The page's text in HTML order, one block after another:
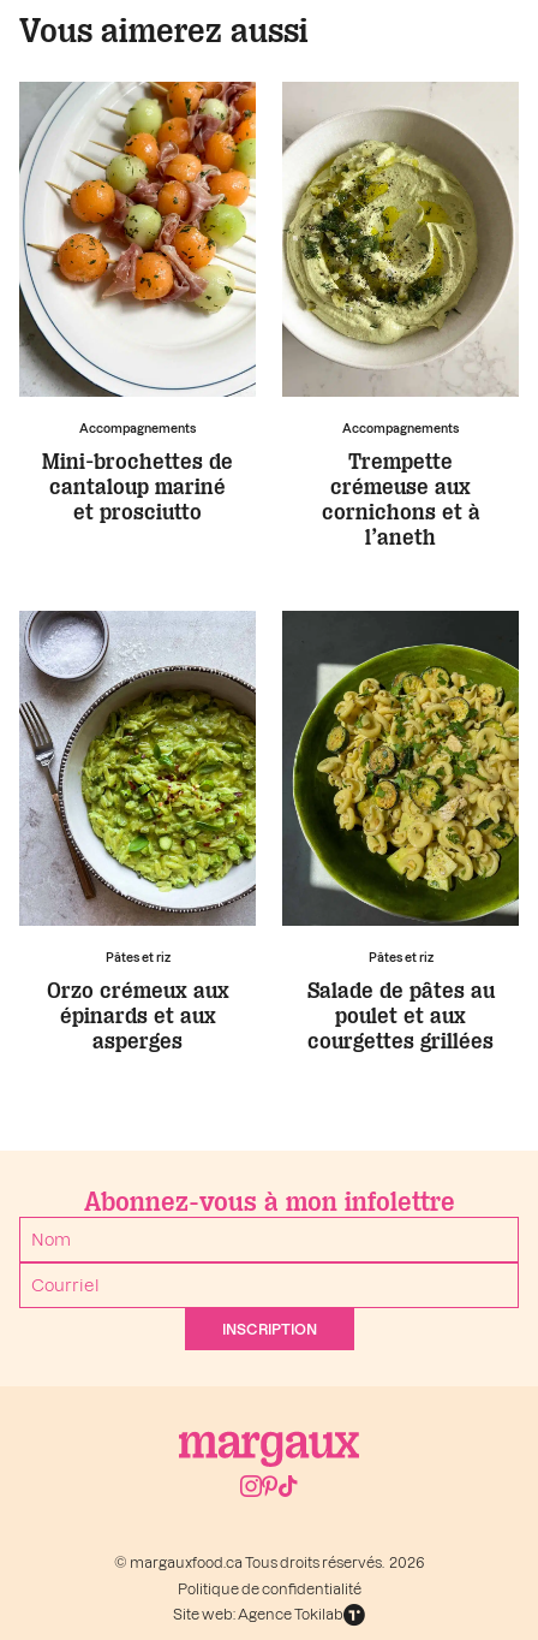
Vous aimerez aussi
Accompagnements
Mini-brochettes de
cantaloup mariné
et prosciutto
Accompagnements
Trempette
crémeuse aux
cornichons et à
l’aneth
Pâtes et riz
Orzo crémeux aux
épinards et aux
asperges
Pâtes et riz
Salade de pâtes au
poulet et aux
courgettes grillées
Abonnez-vous à mon infolettre
INSCRIPTION
© margauxfood.ca Tous droits réservés. 2026
Politique de confidentialité
Site web: Agence Tokilab